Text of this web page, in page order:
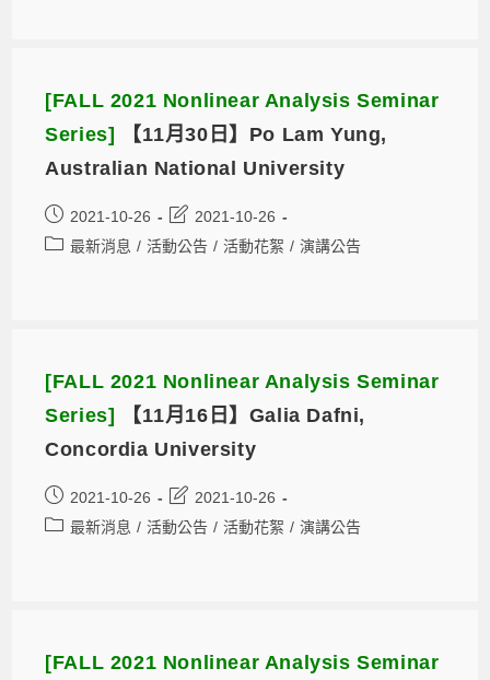
[FALL 2021 Nonlinear Analysis Seminar
Series]
【11月30日】Po Lam Yung,
Australian National University
2021-10-26
2021-10-26
最新消息 / 活動公告 / 活動花絮 / 演講公告
[FALL 2021 Nonlinear Analysis Seminar
Series]
【11月16日】Galia Dafni,
Concordia University
2021-10-26
2021-10-26
最新消息 / 活動公告 / 活動花絮 / 演講公告
[FALL 2021 Nonlinear Analysis Seminar